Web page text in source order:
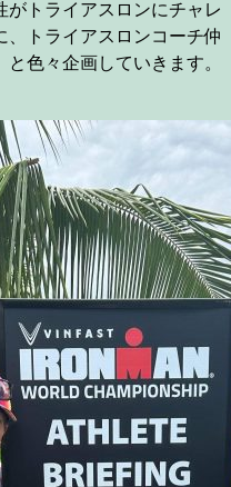
がトライアスロンにチャレ
トライアスロンコーチ仲
色々企画していきます。